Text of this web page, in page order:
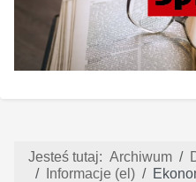
Jesteś tutaj: Archiwum
Informacje (el)